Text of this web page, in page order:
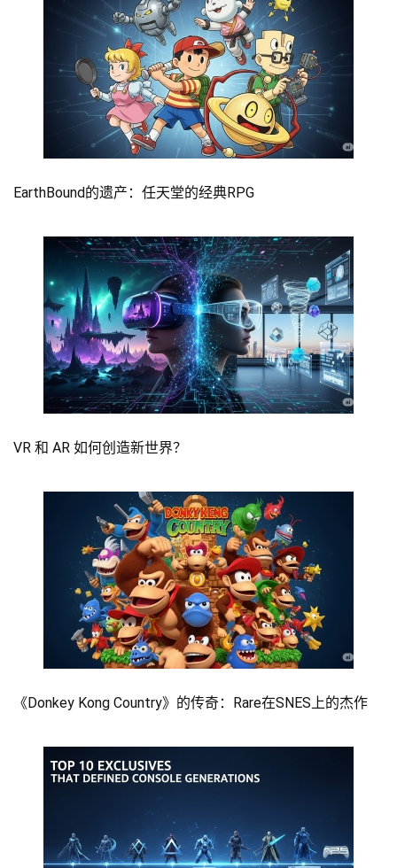
EarthBound的遗产：任天堂的经典RPG
VR 和 AR 如何创造新世界？
《Donkey Kong Country》的传奇：Rare在SNES上的杰作